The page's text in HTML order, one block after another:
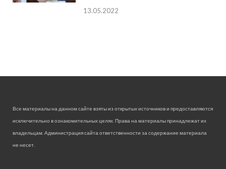
13.05.2022
Все материалы на данном сайте взяты из открытых источников и предоставляются
исключительно в ознакомительных целях. Права на материалы принадлежат их
владельцам. Администрация сайта ответственности за содержание материала
не несет.